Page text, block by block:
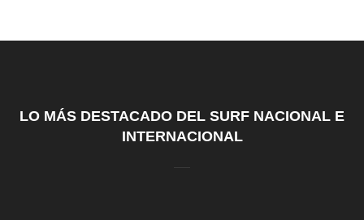
LO MÁS DESTACADO DEL SURF NACIONAL E
INTERNACIONAL